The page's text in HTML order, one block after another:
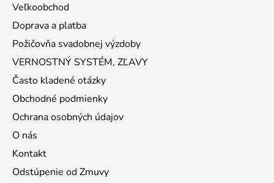
Veľkoobchod
Doprava a platba
Požičovňa svadobnej výzdoby
VERNOSTNÝ SYSTÉM, ZĽAVY
Často kladené otázky
Obchodné podmienky
Ochrana osobných údajov
O nás
Kontakt
Odstúpenie od Zmuvy